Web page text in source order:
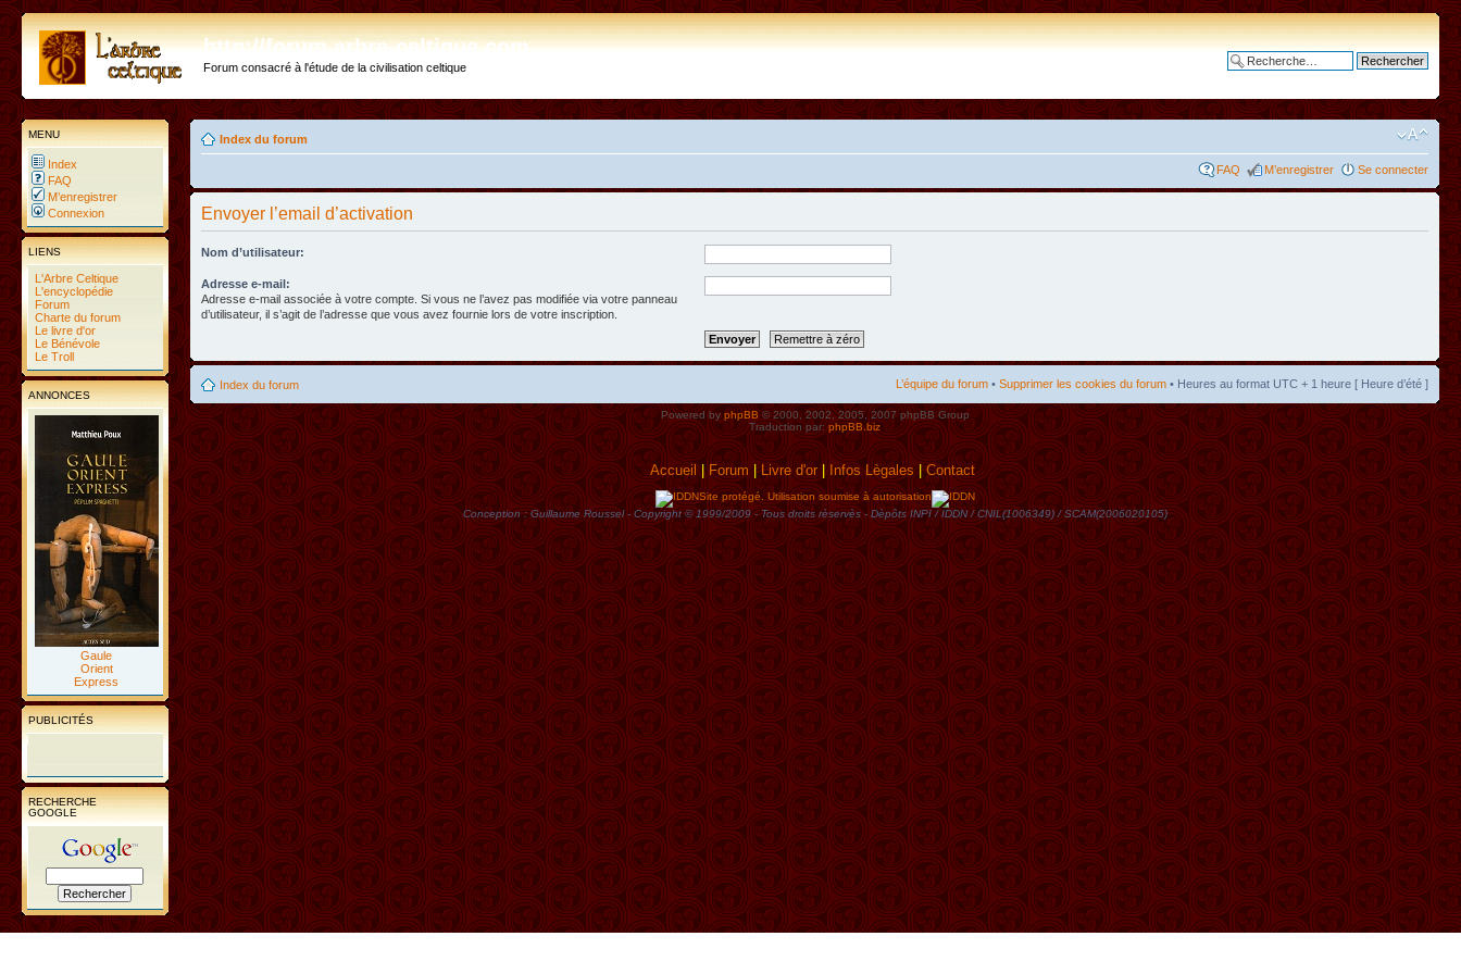
http://forum.arbre-celtique.com
Forum consacré à l'étude de la civilisation celtique
MENU
Index
FAQ
M’enregistrer
Connexion
LIENS
L'Arbre Celtique
L'encyclopédie
Forum
Charte du forum
Le livre d'or
Le Bénévole
Le Troll
ANNONCES
Gaule
Orient
Express
PUBLICITÉS
RECHERCHE
GOOGLE
Index du forum
FAQ M’enregistrer Se connecter
Envoyer l’email d’activation
Nom d’utilisateur:
Adresse e-mail:
Adresse e-mail associée à votre compte. Si vous ne l’avez pas modifiée via votre panneau
d’utilisateur, il s’agit de l’adresse que vous avez fournie lors de votre inscription.
Index du forum L’équipe du forum • Supprimer les cookies du forum • Heures au format UTC + 1 heure [ Heure d’été ]
Powered byphpBB© 2000, 2002, 2005, 2007 phpBB Group
Traduction par:phpBB.biz
Accueil| Forum|Livre d'or|Infos Lègales|Contact
Site protégé. Utilisation soumise à autorisation
Conception : Guillaume Roussel - Copyright © 1999/2009 - Tous droits rèservès - Dèpôts INPI / IDDN / CNIL(1006349) / SCAM(2006020105)